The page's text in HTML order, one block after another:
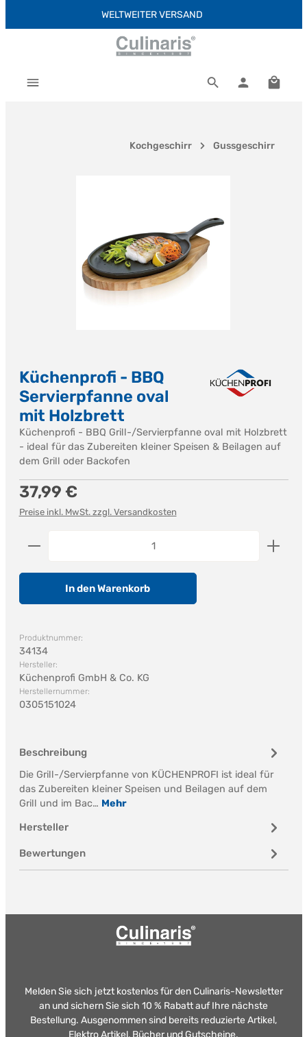
Zum Hauptinhalt springenWELTWEITER VERSAND
Kochgeschirr Gussgeschirr
Küchenprofi - BBQ
Servierpfanne oval
mit Holzbrett
Küchenprofi - BBQ Grill-/Servierpfanne oval mit Holzbrett
- ideal für das Zubereiten kleiner Speisen & Beilagen auf
dem Grill oder Backofen
Regulärer Preis:
37,99 €
Preise inkl. MwSt. zzgl. Versandkosten
Produkt Anzahl: Gib den gewünschten Wert ein
In den Warenkorb
Produktnummer:
34134
Hersteller:
Küchenprofi GmbH & Co. KG
Herstellernummer:
0305151024
Beschreibung
Die Grill-/Servierpfanne von KÜCHENPROFI ist ideal für
das Zubereiten kleiner Speisen und Beilagen auf dem
Grill und im Bac… Mehr
Hersteller
Bewertungen
Melden Sie sich jetzt kostenlos für den Culinaris-Newsletter
an und sichern Sie sich 10 % Rabatt auf Ihre nächste
Bestellung. Ausgenommen sind bereits reduzierte Artikel,
Elektro Artikel, Bücher und Gutscheine.